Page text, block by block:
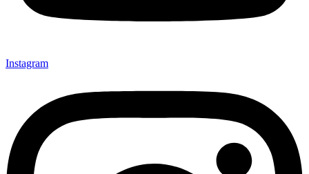
Instagram